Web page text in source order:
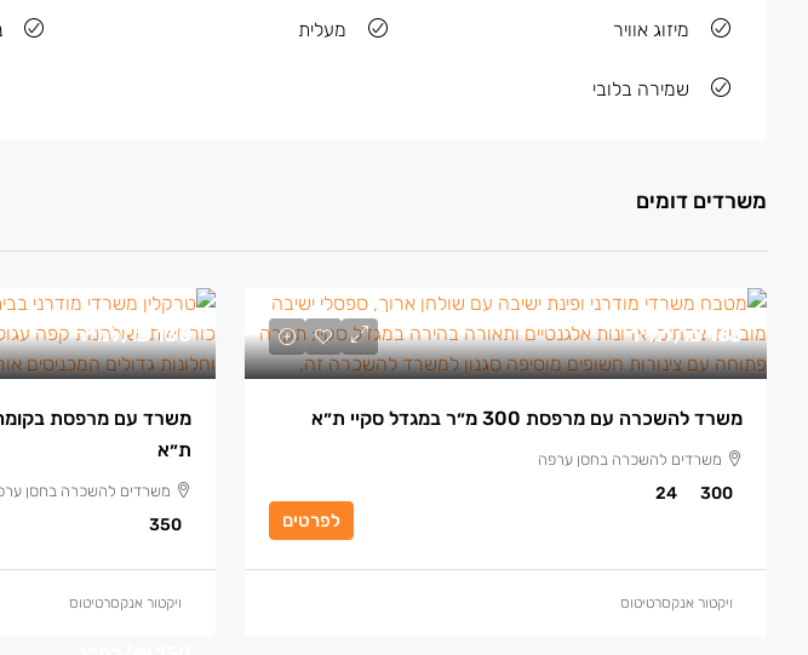
מיזוג אוויר מעלית
שמירה בלובי
משרדים דומים
163 ₪ /למ״ר
משרד להשכרה עם מרפסת 300 מ״ר במגדל סקיי ת״א
משרדים להשכרה בחסן ערפה
300
24
לפרטים
ויקטור אנקסרטיטוס
130 ₪ /למ״ר
משרד עם מרפסת בקומה
ת״א
משרדים להשכרה בחסן
350
ויקטור אנקסרטיטוס